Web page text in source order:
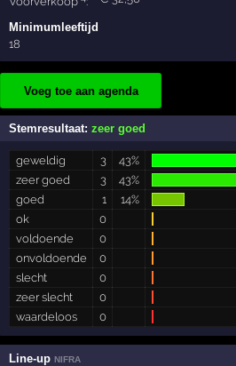
Minimumleeftijd
18
Voeg toe aan agenda
Stemresultaat:zeer goed
geweldig 3
43%
zeer goed
3
43%
goed
1
14%
ok
0
voldoende
0
onvoldoende
0
slecht
0
zeer slecht
0
waardeloos
0
Line-upNIFRA